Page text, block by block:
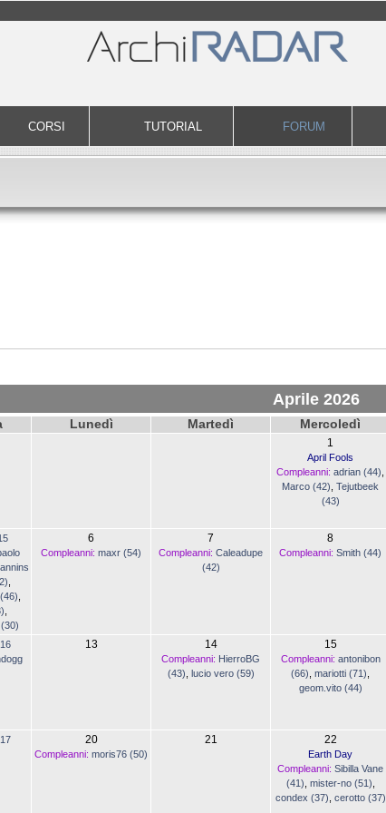
CORSI TUTORIAL FORUM
Aprile 2026
Lunedì Martedì Mercoledì
1
April Fools
Compleanni: adrian (44)
Marco (42) ,Tejutbeek
(43)
annins
6
Compleanni: maxr (54)
7
Compleanni: Caleadupe
(42)
8
Compleanni: Smith (44)
13 14
Compleanni: HierroBG
(43) lucio vero (59)
15
Compleanni: antonibon
(66) ,mariotti (71)
geom.vito (44)
20
Compleanni: moris76 (50)
21 22
Earth Day
Compleanni: Sibilla Vane
(41) mister-no (51)
condex (37) cerotto (37)